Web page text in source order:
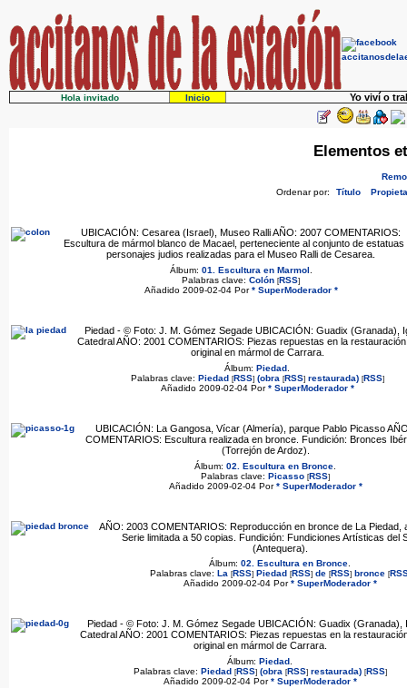
Hola invitado Inicio Yo viví o
Elementos
Ordenar por:
Título
UBICACIÓN: Cesarea (Israel), Museo Ralli AÑO: 2007 COMENTARIOS:
Escultura de mármol blanco de Macael, perteneciente al conjunto de estatuas
personajes judios realizadas para el Museo Ralli de Cesarea.
Álbum: 01. Escultura en Marmol
Palabras clave: Colón [RSS]
Añadido 2009-02-04 Por* SuperModerador *
Piedad - © Foto: J. M. Gómez Segade UBICACIÓN: Guadix (Granada),
Catedral AÑO: 2001 COMENTARIOS: Piezas repuestas en la
original en mármol de Carrara.
Álbum: Piedad
Palabras clave: Piedad [RSS] (obra [RSS] restaurada) [RSS]
Añadido 2009-02-04 Por* SuperModerador *
UBICACIÓN: La Gangosa, Vícar (Almería), parque Pablo Picasso
COMENTARIOS: Escultura realizada en bronce. Fundición: Bronces
(Torrejón de Ardoz).
Álbum: 02. Escultura en Bronce
Palabras clave: Picasso [RSS]
Añadido 2009-02-04 Por* SuperModerador *
AÑO: 2003 COMENTARIOS: Reproducción en bronce de La Piedad,
Serie limitada a 50 copias. Fundición: Fundiciones Artísticas del
(Antequera).
Álbum: 02. Escultura en Bronce.
Palabras clave: La [RSS] Piedad [RSS] de [RSS] bronce [
Añadido 2009-02-04 Por* SuperModerador *
Piedad - © Foto: J. M. Gómez Segade UBICACIÓN: Guadix (Granada),
Catedral AÑO: 2001 COMENTARIOS: Piezas repuestas en la
original en mármol de Carrara.
Álbum: Piedad
Palabras clave: Piedad [RSS] (obra [RSS] restaurada) [RSS]
Añadido 2009-02-04 Por* SuperModerador *